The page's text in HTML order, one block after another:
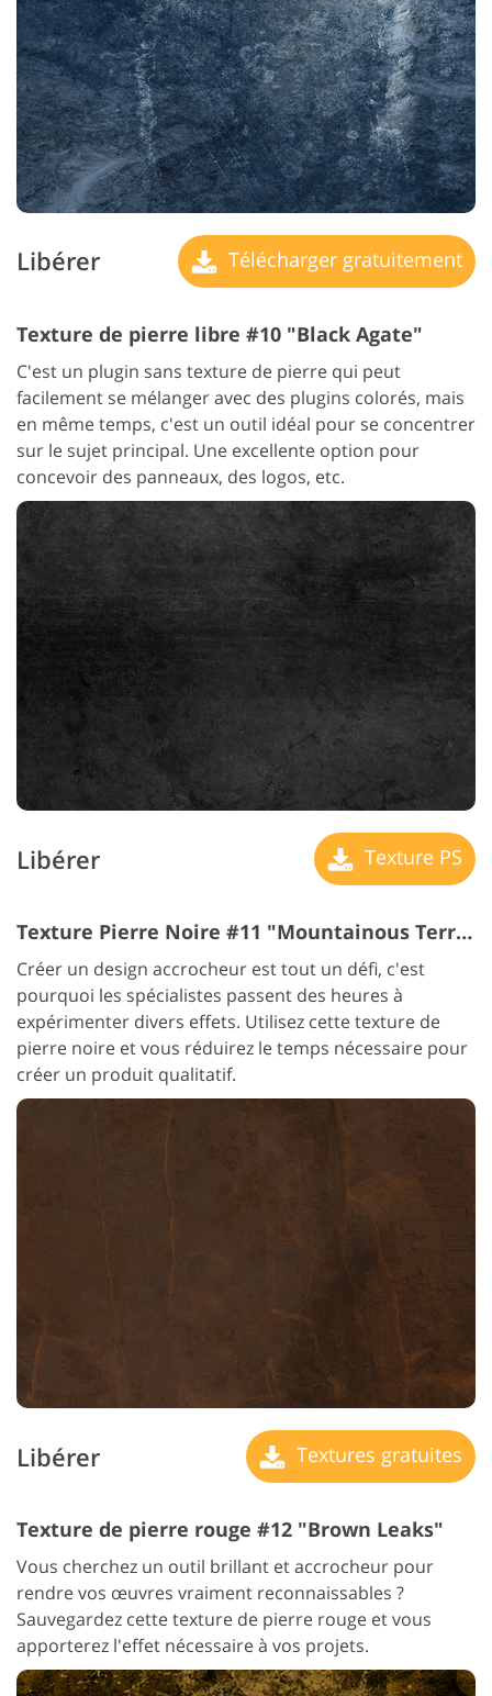
Libérer Télécharger gratuitement
Texture de pierre libre #10 "Black Agate"
C'est un plugin sans texture de pierre qui peut
facilement se mélanger avec des plugins colorés, mais
en même temps, c'est un outil idéal pour se concentrer
sur le sujet principal. Une excellente option pour
concevoir des panneaux, des logos, etc.
Libérer Texture PS
Texture Pierre Noire #11 "Mountainous Terrain"
Créer un design accrocheur est tout un défi, c'est
pourquoi les spécialistes passent des heures à
expérimenter divers effets. Utilisez cette texture de
pierre noire et vous réduirez le temps nécessaire pour
créer un produit qualitatif.
Libérer Textures gratuites
Texture de pierre rouge #12 "Brown Leaks"
Vous cherchez un outil brillant et accrocheur pour
rendre vos œuvres vraiment reconnaissables ?
Sauvegardez cette texture de pierre rouge et vous
apporterez l'effet nécessaire à vos projets.